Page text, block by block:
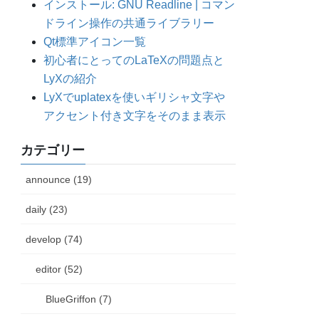
インストール: GNU Readline | コマン
ドライン操作の共通ライブラリー
Qt標準アイコン一覧
初心者にとってのLaTeXの問題点と
LyXの紹介
LyXでuplatexを使いギリシャ文字や
アクセント付き文字をそのまま表示
カテゴリー
announce (19)
daily (23)
develop (74)
editor (52)
BlueGriffon (7)